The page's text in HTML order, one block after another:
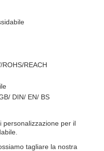
ROHS/REACH
DIN/ EN/ BS
personalizzazione per il
tagliare la nostra